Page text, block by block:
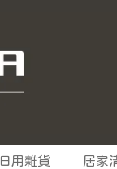
日用雜貨 居家